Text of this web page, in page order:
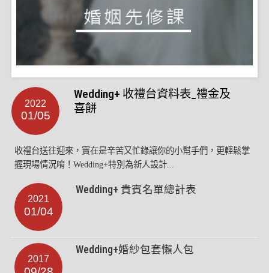
2022
01/05
Wedding+ 收禮台資料表_禮金及
喜餅
收禮台送往迎來，實在是辛苦又忙錄讓你的小幫手們，更輕鬆掌
握現場情況唷！Wedding+特別為新人設計...
2021
01/04
Wedding+ 貴賓名單總計表
2017
Wedding+婚紗包套懶人包